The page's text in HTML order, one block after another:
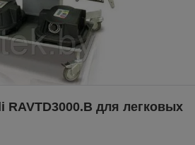
RAVTD3000.B для легковых